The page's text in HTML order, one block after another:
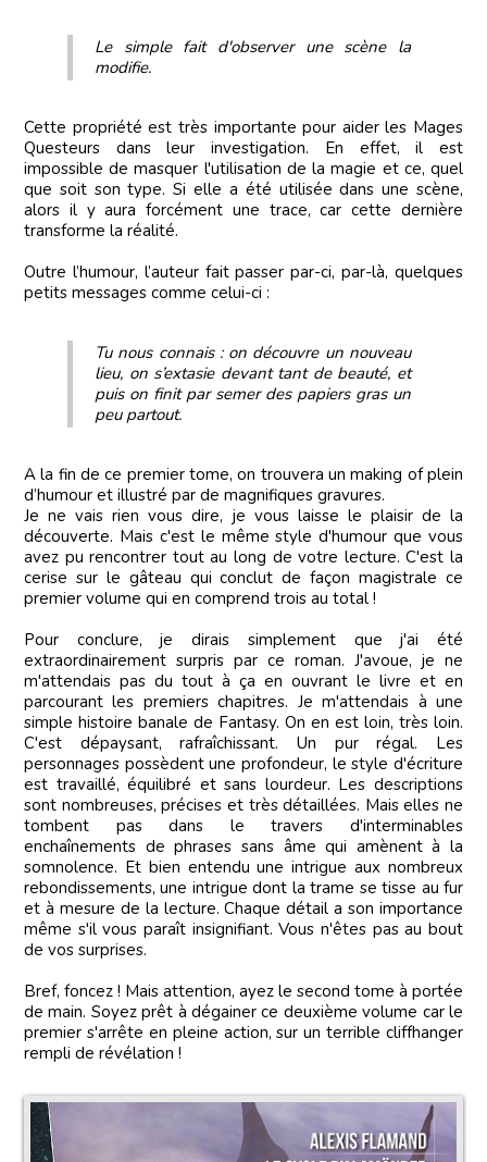
Le simple fait d'observer une scène la
modifie.
Cette propriété est très importante pour aider les Mages
Questeurs dans leur investigation. En effet, il est
impossible de masquer l'utilisation de la magie et ce, quel
que soit son type. Si elle a été utilisée dans une scène,
alors il y aura forcément une trace, car cette dernière
transforme la réalité.
Outre l’humour, l’auteur fait passer par-ci, par-là, quelques
petits messages comme celui-ci :
Tu nous connais : on découvre un nouveau
lieu, on s’extasie devant tant de beauté, et
puis on finit par semer des papiers gras un
peu partout.
A la fin de ce premier tome, on trouvera un making of plein
d’humour et illustré par de magnifiques gravures.
Je ne vais rien vous dire, je vous laisse le plaisir de la
découverte. Mais c'est le même style d'humour que vous
avez pu rencontrer tout au long de votre lecture. C'est la
cerise sur le gâteau qui conclut de façon magistrale ce
premier volume qui en comprend trois au total !
Pour conclure, je dirais simplement que j'ai été
extraordinairement surpris par ce roman. J'avoue, je ne
m'attendais pas du tout à ça en ouvrant le livre et en
parcourant les premiers chapitres. Je m'attendais à une
simple histoire banale de Fantasy. On en est loin, très loin.
C'est dépaysant, rafraîchissant. Un pur régal. Les
personnages possèdent une profondeur, le style d'écriture
est travaillé, équilibré et sans lourdeur. Les descriptions
sont nombreuses, précises et très détaillées. Mais elles ne
tombent pas dans le travers d'interminables
enchaînements de phrases sans âme qui amènent à la
somnolence. Et bien entendu une intrigue aux nombreux
rebondissements, une intrigue dont la trame se tisse au fur
et à mesure de la lecture. Chaque détail a son importance
même s'il vous paraît insignifiant. Vous n'êtes pas au bout
de vos surprises.
Bref, foncez ! Mais attention, ayez le second tome à portée
de main. Soyez prêt à dégainer ce deuxième volume car le
premier s'arrête en pleine action, sur un terrible cliffhanger
rempli de révélation !